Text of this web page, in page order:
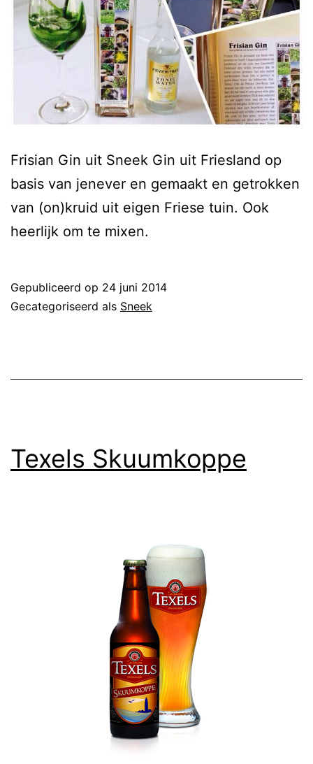
Frisian Gin uit Sneek Gin uit Friesland op
basis van jenever en gemaakt en getrokken
van (on)kruid uit eigen Friese tuin. Ook
heerlijk om te mixen.
Gepubliceerd op 24 juni 2014
Gecategoriseerd als Sneek
Texels Skuumkoppe